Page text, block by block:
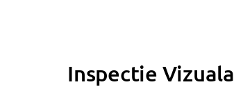
Inspectie Vizuala